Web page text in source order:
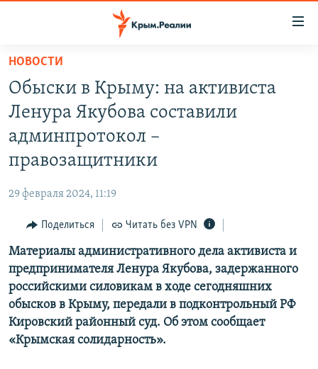
Вернуться
основному
содержанию
Вернутся
главной
Вернутся
поиску
НОВОСТИ
ВОДА
ИНТЕРАКТИВ
ИНФОГРАФИКА
ТЕЛЕПРОЕКТ КРЫМ.РЕАЛИИ
СОВЕТЫ ПРАВОЗАЩИТНИКОВ
ПРОПАВШИЕ БЕЗ ВЕСТИ
ПОБЕДИТЕЛЕЙ НЕ СУДЯТ?
РАДІО СВОБОДА
КАК ОБОЙТИ БЛОКИРОВКУ
Українською
Qırımtatar
ПРИСОЕДИНЯЙТЕСЬ!
НОВОСТИ
Обыски в Крыму: на активиста
Ленура Якубова составили
админпротокол –
правозащитники
29 февраля 2024, 11:19
Поделиться Читать без VPN
Материалы административного дела активиста и
предпринимателя Ленура Якубова, задержанного
российскими силовикам в ходе сегодняшних
обысков в Крыму, передали в подконтрольный РФ
Кировский районный суд. Об этом сообщает
«Крымская солидарность».